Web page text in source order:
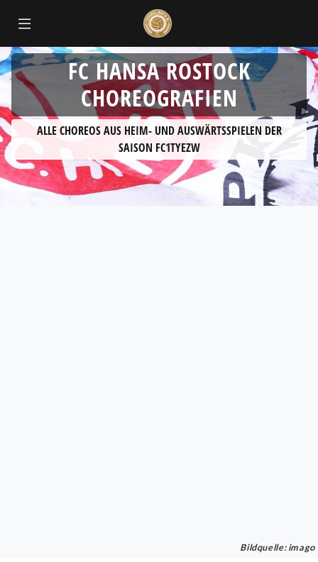
FC HANSA ROSTOCK
CHOREOGRAFIEN
ALLE CHOREOS AUS HEIM- UND AUSWÄRTSSPIELEN DER
SAISON FC1TYEZW
Bildquelle: imago